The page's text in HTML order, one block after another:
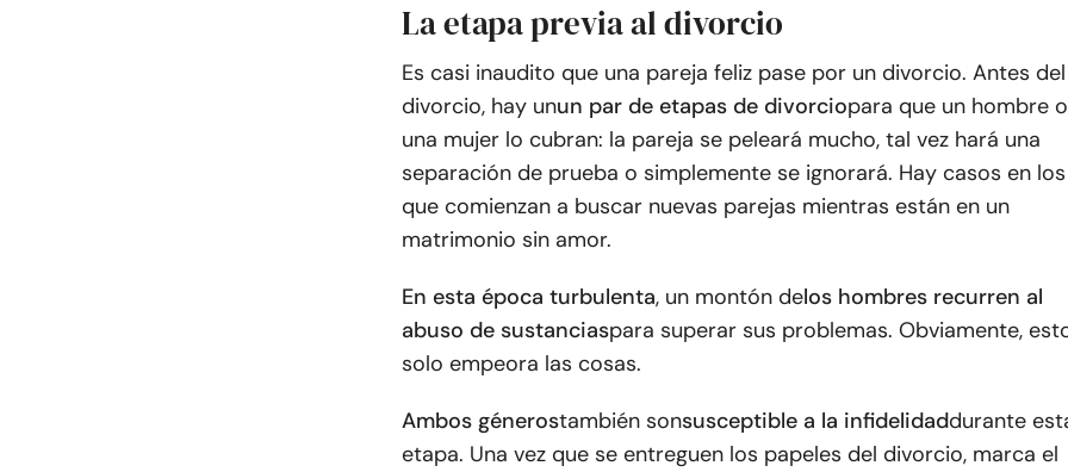
La etapa previa al divorcio
Es casi inaudito que una pareja feliz pase por un divorcio. Antes del
divorcio, hay unun par de etapas de divorciopara que un hombre o
una mujer lo cubran: la pareja se peleará mucho, tal vez hará una
separación de prueba o simplemente se ignorará. Hay casos en los
que comienzan a buscar nuevas parejas mientras están en un
matrimonio sin amor.
En esta época turbulenta, un montón delos hombres recurren al
abuso de sustanciaspara superar sus problemas. Obviamente,
solo empeora las cosas.
Ambos génerostambién sonsusceptible a la infidelidaddurante
etapa. Una vez que se entreguen los papeles del divorcio, marca el